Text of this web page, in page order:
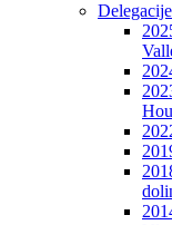
Delegacije